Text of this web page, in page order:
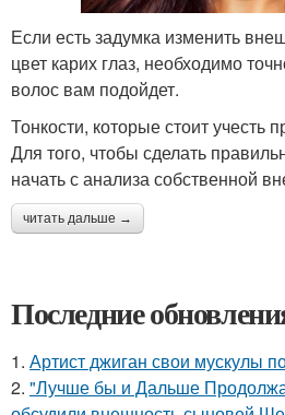
Если есть задумка изменить
цвет карих глаз, необходимо
волос вам подойдет.
Тонкости, которые стоит учесть
Для того, чтобы сделать
начать с анализа собственной
читать дальше →
Последние
1. Артист джиган свои мускулы
2. "Лучше бы и Дальше